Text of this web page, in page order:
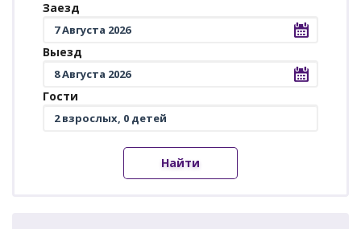
Заезд
Выезд
Гости
Найти